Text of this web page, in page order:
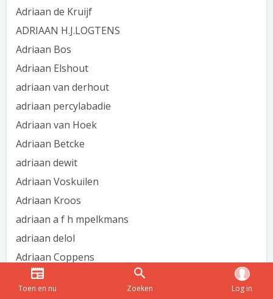
Adriaan de Kruijf
ADRIAAN H.J.LOGTENS
Adriaan Bos
Adriaan Elshout
adriaan van derhout
adriaan percylabadie
Adriaan van Hoek
Adriaan Betcke
adriaan dewit
Adriaan Voskuilen
Adriaan Kroos
adriaan a f h mpelkmans
adriaan delol
Adriaan Coppens
Adriaan deVlieg
Adriaan van der Valk
Toen en nu Zoeken Log in